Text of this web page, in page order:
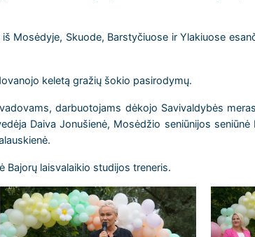
Mosėdyje, Skuode, Barstyčiuose ir Ylakiuose
keletą gražių šokio pasirodymų.
darbuotojams dėkojo Savivaldybės
Daiva Jonušienė, Mosėdžio seniūnijos seniūnė
Bajorų laisvalaikio studijos treneris.